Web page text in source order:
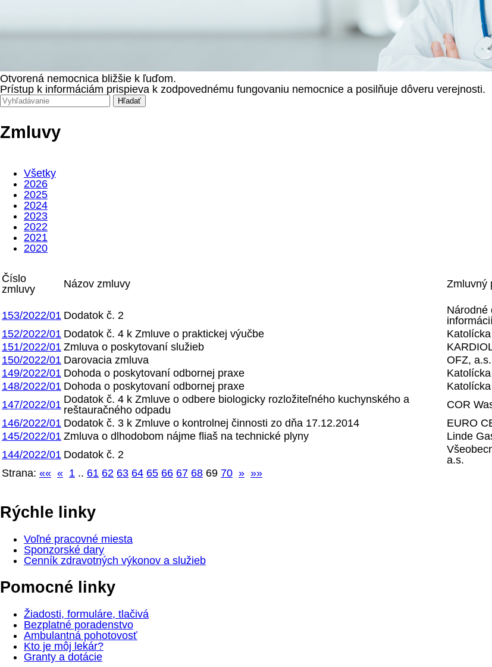
Otvorená nemocnica bližšie k ľuďom.
Prístup k informáciám prispieva k zodpovednému fungovaniu nemocnice a posilňuje dôveru verejnosti.
Zmluvy
Všetky
2026
2025
2024
2023
2022
2021
2020
Číslo
zmluvy
Názov zmluvy Zmluvný
153/2022/01 Dodatok č. 2
Národné
informácií
152/2022/01 Dodatok č. 4 k Zmluve o praktickej výučbe
151/2022/01 Zmluva o poskytovaní služieb
150/2022/01 Darovacia zmluva
OFZ, a.s.
149/2022/01 Dohoda o poskytovaní odbornej praxe
148/2022/01 Dohoda o poskytovaní odbornej praxe
147/2022/01 Dodatok č. 4 k Zmluve o odbere biologicky rozložiteľného kuchynského a
reštauračného odpadu
COR
146/2022/01 Dodatok č. 3 k Zmluve o kontrolnej činnosti zo dňa 17.12.2014 EURO
145/2022/01 Zmluva o dlhodobom nájme fliaš na technické plyny Linde
144/2022/01 Dodatok č. 2
a.s.
Strana: «« « 1 .. 61 62 63 64 65 66 67 68 69 70 » »»
Rýchle linky
Voľné pracovné miesta
Sponzorské dary
Cenník zdravotných výkonov a služieb
Pomocné linky
Žiadosti, formuláre, tlačivá
Bezplatné poradenstvo
Ambulantná pohotovosť
Kto je môj lekár?
Granty a dotácie